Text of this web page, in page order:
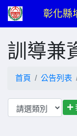
彰化縣
訓導兼
首頁 公告列表